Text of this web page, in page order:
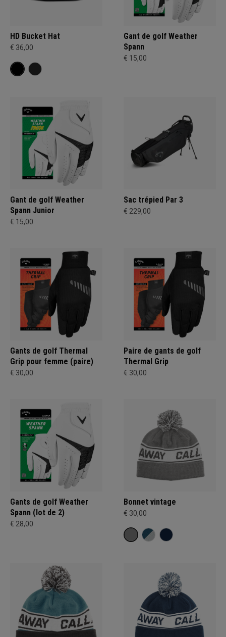
HD Bucket Hat
€ 36,00
Gant de golf Weather
Spann
€ 15,00
Gant de golf Weather
Spann Junior
€ 15,00
Sac trépied Par 3
€ 229,00
Gants de golf Thermal
Grip pour femme (paire)
€ 30,00
Paire de gants de golf
Thermal Grip
€ 30,00
Gants de golf Weather
Spann (lot de 2)
€ 28,00
Bonnet vintage
€ 30,00